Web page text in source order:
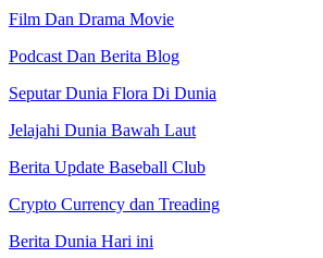
Film Dan Drama Movie
Podcast Dan Berita Blog
Seputar Dunia Flora Di Dunia
Jelajahi Dunia Bawah Laut
Berita Update Baseball Club
Crypto Currency dan Treading
Berita Dunia Hari ini